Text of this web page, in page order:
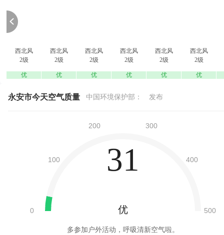
西北风
2级
优
西北风
2级
优
西北风
2级
优
西北风
2级
优
西北风
2级
优
西北风
2级
优
永安市今天空气质量 中国环境保护部： 发布
31
优
多参加户外活动，呼吸清新空气啦。